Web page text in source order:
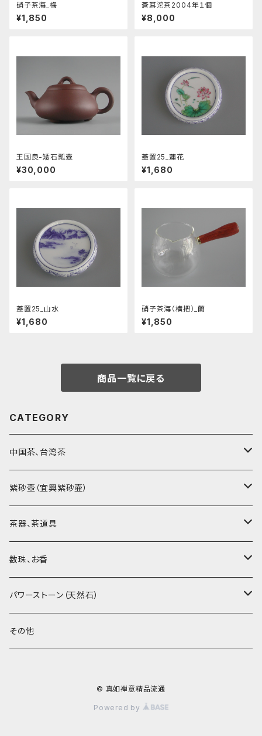
硝子茶海_梅
¥1,850
蒼耳沱茶2004年１個
¥8,000
王国良-矮石瓢壺
¥30,000
蓋置25_蓮花
¥1,680
蓋置25_山水
¥1,680
硝子茶海（横把）_蘭
¥1,850
商品一覧に戻る
CATEGORY
中国茶、台湾茶
烏龍茶（ウーロン茶）
黒茶（緊圧茶、普洱茶）
紅茶、白茶、緑茶
茶外茶、工藝茶、その他
紫砂壺（宜興紫砂壷）
大師、名人、高工の作品
周菊英（高級工藝美術師）
高級工藝美術師の作品
王柯鈞（高級工藝美術師）
茶器、茶道具
茶杯、聞香杯
茶海、茶漏（茶漉し）
蓋碗、壷承、茶船
数珠、お香
お香、香炉
数珠、その他
パワーストーン（天然石）
アゲート（瑪瑙）
その他
© 真如禅意精品流通
Powered by